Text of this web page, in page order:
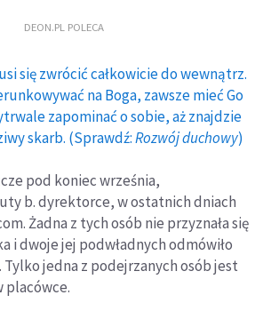
DEON.PL POLECA
się zwrócić całkowicie do wewnątrz.
na Boga, zawsze mieć Go
zapominać o sobie, aż znajdzie
skarb. (Sprawdź:Rozwój duchowy)
pod koniec września,
b. dyrektorce, w ostatnich dniach
Żadna z tych osób nie przyznała się
i dwoje jej podwładnych odmówiło
Tylko jedna z podejrzanych osób jest
placówce.